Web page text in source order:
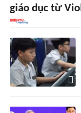
giáo dục từ